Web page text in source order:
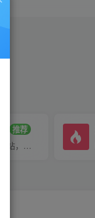
推荐
搭建同款网站，自己当老板